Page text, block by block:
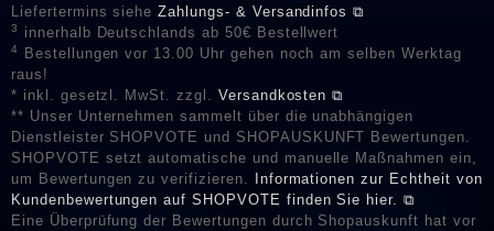
Liefertermins sieheZahlungs- & Versandinfos ⧉
3 innerhalb Deutschlands ab 50€ Bestellwert
4
Bestellungen vor 13.00 Uhr gehen noch am selben Werktag
raus!
* inkl. gesetzl. MwSt. zzgl. Versandkosten ⧉
** Unser Unternehmen sammelt über die unabhängigen
Dienstleister SHOPVOTE und SHOPAUSKUNFT Bewertungen.
SHOPVOTE setzt automatische und manuelle Maßnahmen ein,
um Bewertungen zu verifizieren.
Informationen zur Echtheit von
Kundenbewertungen auf SHOPVOTE finden Sie hier. ⧉
Eine Überprüfung der Bewertungen durch Shopauskunft hat vor